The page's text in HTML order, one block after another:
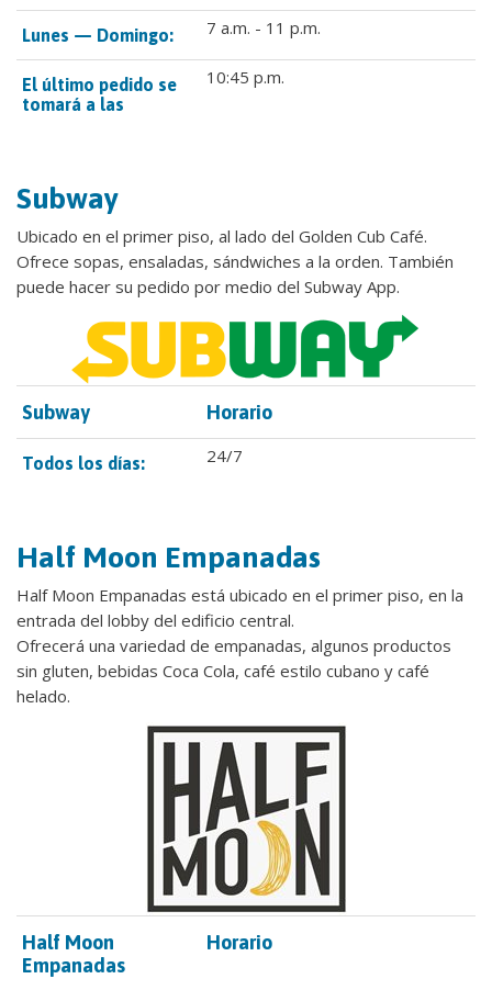
Lunes — Domingo: 7 a.m. - 11 p.m.
El último pedido se
tomará a las
10:45 p.m.
Subway
Ubicado en el primer piso, al lado del Golden Cub Café.
Ofrece sopas, ensaladas, sándwiches a la orden. También
puede hacer su pedido por medio del Subway App.
Subway Horario
Todos los días: 24/7
Half Moon Empanadas
Half Moon Empanadas está ubicado en el primer piso, en la
entrada del lobby del edificio central.
Ofrecerá una variedad de empanadas, algunos productos
sin gluten, bebidas Coca Cola, café estilo cubano y café
helado.
Half Moon
Empanadas
Horario